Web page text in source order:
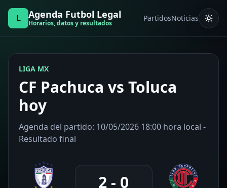
L Agenda Futbol Legal
Horarios, datos y resultados
PartidosNoticias
LIGA MX
CF Pachuca vs Toluca
hoy
Agenda del partido: 10/05/2026 18:00 hora local -
Resultado final
2 - 0